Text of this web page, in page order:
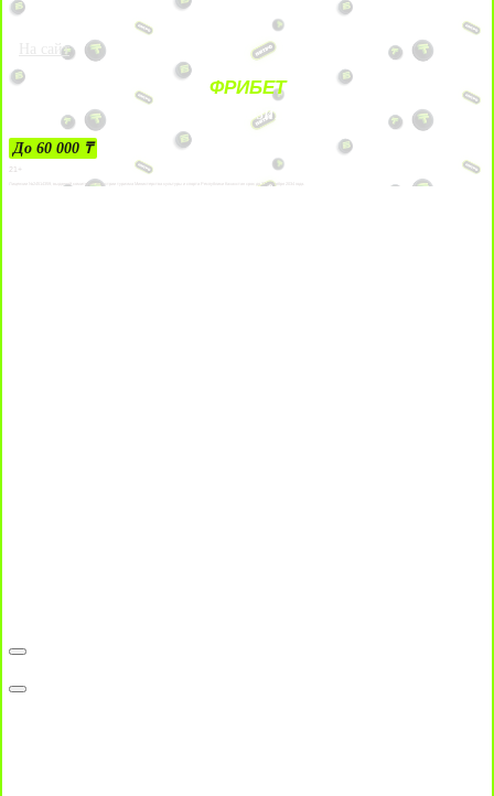
На сайт
ФРИБЕТ
ЗА ДЕПОЗИТЫ
До 60 000 ₸
21+
Лицензии №24514359, выданной комитетом индустрии туризма Министерства культуры и спорта Республики Казахстан срок до 27 сентября 2034 года.